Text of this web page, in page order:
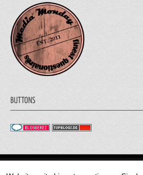
BUTTONS
© 2011 - 2018 Medienjournal. Alle